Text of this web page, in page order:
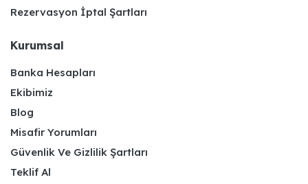
Rezervasyon İptal Şartları
Kurumsal
Banka Hesapları
Ekibimiz
Blog
Misafir Yorumları
Güvenlik Ve Gizlilik Şartları
Teklif Al